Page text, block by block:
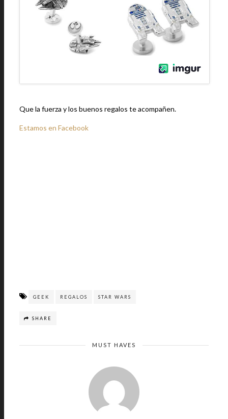
Que la fuerza y los buenos regalos te acompañen.
Estamos en Facebook
GEEK REGALOS STAR WARS
SHARE
MUST HAVES